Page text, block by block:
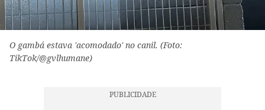
O gambá estava 'acomodado' no canil. (Foto:
TikTok/@gvlhumane)